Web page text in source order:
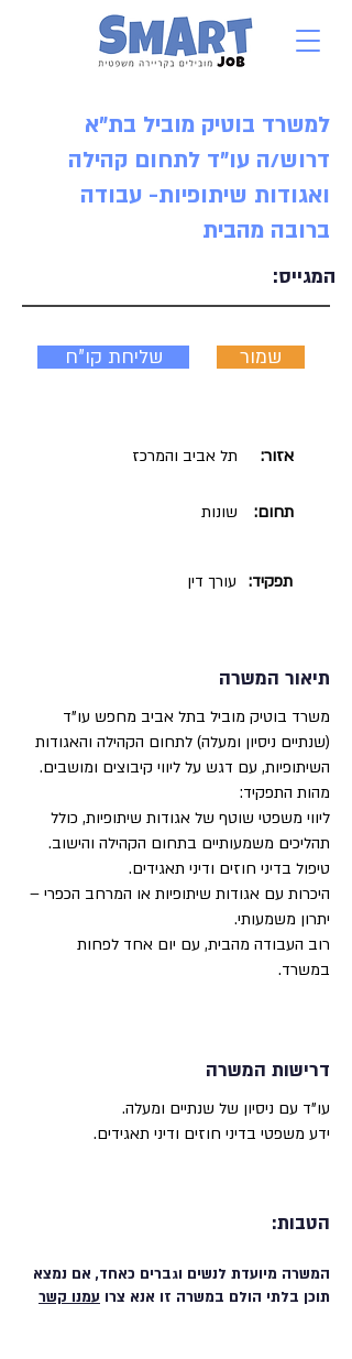
למשרד בוטיק מוביל בת"א
דרוש/ה עו"ד לתחום קהילה
ואגודות שיתופיות- עבודה
ברובה מהבית
המגייס:
שליחת קו"ח שמור
תל אביב והמרכז אזור:
שונות תחום:
עורך דין תפקיד:
תיאור המשרה
משרד בוטיק מוביל בתל אביב מחפש עו"ד
(שנתיים ניסיון ומעלה) לתחום הקהילה והאגודות
השיתופיות, עם דגש על ליווי קיבוצים ומושבים.
מהות התפקיד:
ליווי משפטי שוטף של אגודות שיתופיות, כולל
תהליכים משמעותיים בתחום הקהילה והישוב.
טיפול בדיני חוזים ודיני תאגידים.
היכרות עם אגודות שיתופיות או המרחב הכפרי –
יתרון משמעותי.
רוב העבודה מהבית, עם יום אחד לפחות
במשרד.
דרישות המשרה
עו"ד עם ניסיון של שנתיים ומעלה.
ידע משפטי בדיני חוזים ודיני תאגידים.
הטבות:
המשרה מיועדת לנשים וגברים כאחד, אם נמצא
תוכן בלתי הולם במשרה זו אנא צרו עמנו קשר